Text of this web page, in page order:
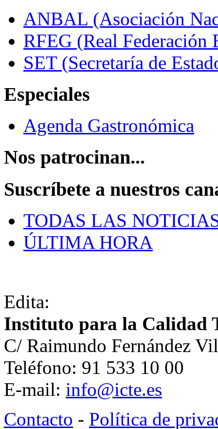
ANBAL (Asociación
RFEG (Real Federación
SET (Secretaría de
Especiales
Agenda Gastronómica
Nos patrocinan...
Suscríbete a nuestros
TODAS LAS
ÚLTIMA HORA
Edita:
Instituto para la Calidad
C/ Raimundo Fernández
Teléfono: 91 533 10 00
E-mail: info@icte.es
Contacto - Política de